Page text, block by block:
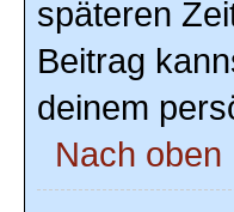
späteren
Beitrag
deinem
Nach oben